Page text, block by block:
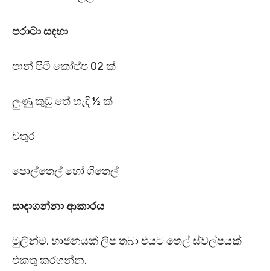
පරාටා සඳහා
පාන් පිටි කෝප්ප 02 ක්
ලුණු කුඩු තේ හැඳි ½ ක්
වතුර
පොල්තෙල් හෝ ගිතෙල්
සාදාගන්නා ආකාරය
මුලින්ම, භාජනයක් ලිප තබා එයට තෙල් ස්වල්පයක්
එකතු කරගන්න.